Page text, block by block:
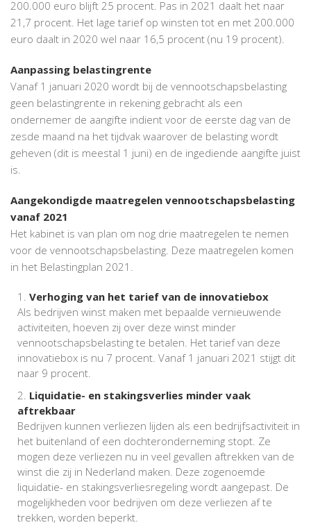
200.000 euro blijft 25 procent. Pas in 2021 daalt het naar
21,7 procent. Het lage tarief op winsten tot en met 200.000
euro daalt in 2020 wel naar 16,5 procent (nu 19 procent).
Aanpassing belastingrente
Vanaf 1 januari 2020 wordt bij de vennootschapsbelasting
geen belastingrente in rekening gebracht als een
ondernemer de aangifte indient voor de eerste dag van de
zesde maand na het tijdvak waarover de belasting wordt
geheven (dit is meestal 1 juni) en de ingediende aangifte juist
is.
Aangekondigde maatregelen vennootschapsbelasting
vanaf 2021
Het kabinet is van plan om nog drie maatregelen te nemen
voor de vennootschapsbelasting. Deze maatregelen komen
in het Belastingplan 2021.
Verhoging van het tarief van de innovatiebox
Als bedrijven winst maken met bepaalde vernieuwende
activiteiten, hoeven zij over deze winst minder
vennootschapsbelasting te betalen. Het tarief van deze
innovatiebox is nu 7 procent. Vanaf 1 januari 2021 stijgt dit
naar 9 procent.
Liquidatie- en stakingsverlies minder vaak
aftrekbaar
Bedrijven kunnen verliezen lijden als een bedrijfsactiviteit in
het buitenland of een dochteronderneming stopt. Ze
mogen deze verliezen nu in veel gevallen aftrekken van de
winst die zij in Nederland maken. Deze zogenoemde
liquidatie- en stakingsverliesregeling wordt aangepast. De
mogelijkheden voor bedrijven om deze verliezen af te
trekken, worden beperkt.